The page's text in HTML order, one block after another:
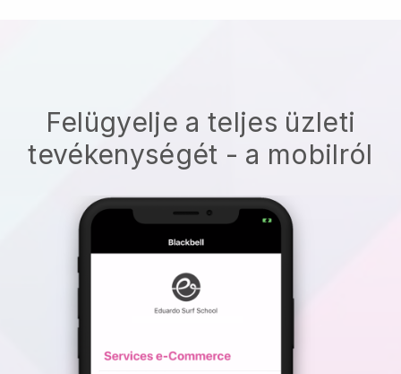
Felügyelje a teljes üzleti
tevékenységét - a mobilról